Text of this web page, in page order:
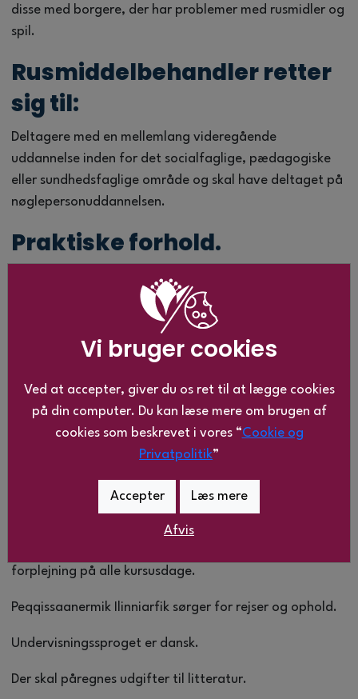
disse med borgere, der har problemer med rusmidler og
spil.
Rusmiddelbehandler retter
sig til:
Deltagere med en mellemlang videregående
uddannelse inden for det socialfaglige, pædagogiske
eller sundhedsfaglige område og skal have deltaget på
nøglepersonuddannelsen.
Praktiske forhold.
Rusmiddelbehandleruddannelsen er opbygget over 4
Modul 4: 9. – 13. september 2024
Modul 5: 19. – 23. januar 2025
Modulerne afvikles på Peqqissaanermik Ilinniarfik.
forplejning på alle kursusdage.
Peqqissaanermik Ilinniarfik sørger for rejser og ophold.
Undervisningssproget er dansk.
Der skal påregnes udgifter til litteratur.
Vi bruger cookies
Ved at accepter, giver du os ret til at lægge cookies
på din computer. Du kan læse mere om brugen af
cookies som beskrevet i vores “Cookie og
Privatpolitik”
Accepter Læs mere
Afvis